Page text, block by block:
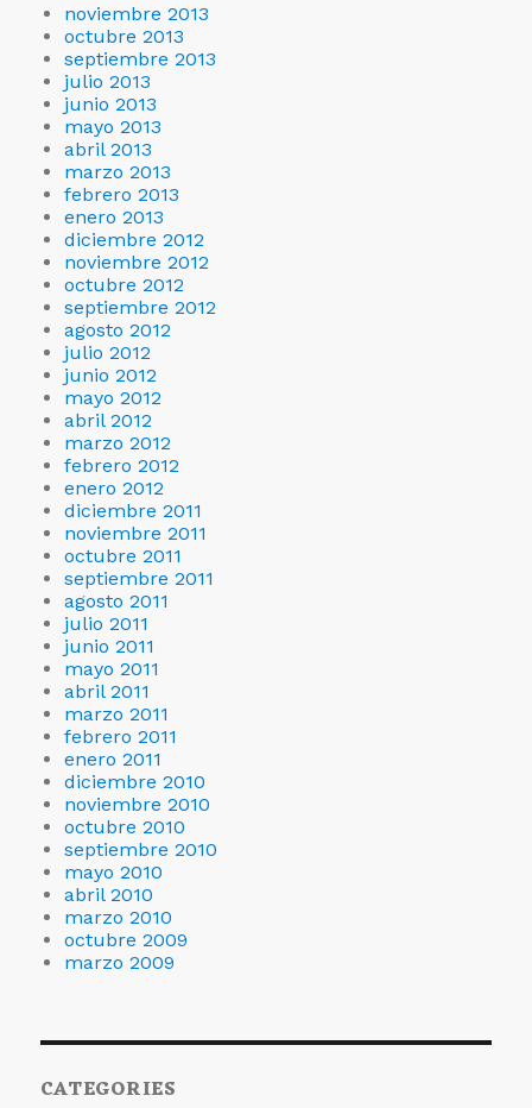
noviembre 2013
octubre 2013
septiembre 2013
julio 2013
junio 2013
mayo 2013
abril 2013
marzo 2013
febrero 2013
enero 2013
diciembre 2012
noviembre 2012
octubre 2012
septiembre 2012
agosto 2012
julio 2012
junio 2012
mayo 2012
abril 2012
marzo 2012
febrero 2012
enero 2012
diciembre 2011
noviembre 2011
octubre 2011
septiembre 2011
agosto 2011
julio 2011
junio 2011
mayo 2011
abril 2011
marzo 2011
febrero 2011
enero 2011
diciembre 2010
noviembre 2010
octubre 2010
septiembre 2010
mayo 2010
abril 2010
marzo 2010
octubre 2009
marzo 2009
CATEGORIES